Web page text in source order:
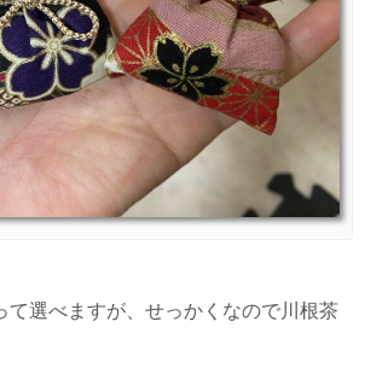
て選べますが、せっかくなので川根茶